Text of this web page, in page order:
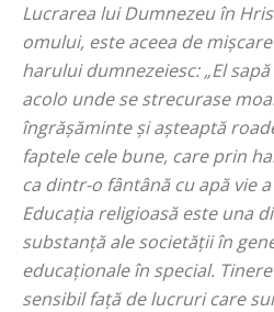
Lucrarea lui Dumnezeu în
omului, este aceea de
harului dumnezeiesc: „El
acolo unde se strecurase
îngrășăminte și așteaptă
faptele cele bune, care prin
ca dintr-o fântână cu apă vie
Educația religioasă este una
substanță ale societății în
educaționale în special.
sensibil față de lucruri care